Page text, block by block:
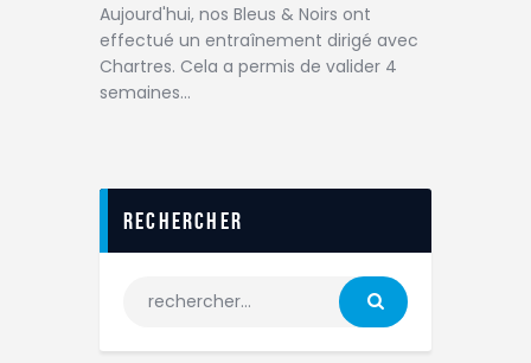
Aujourd'hui, nos Bleus & Noirs ont
effectué un entraînement dirigé avec
Chartres. Cela a permis de valider 4
semaines…
Rechercher